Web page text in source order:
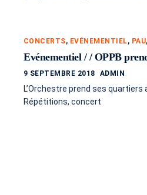
CONCERTS, EVÉNEMENTIEL, PAU,
Evénementiel / / OPPB
9 SEPTEMBRE 2018 ADMIN
L’Orchestre prend ses quartiers
Répétitions, concert